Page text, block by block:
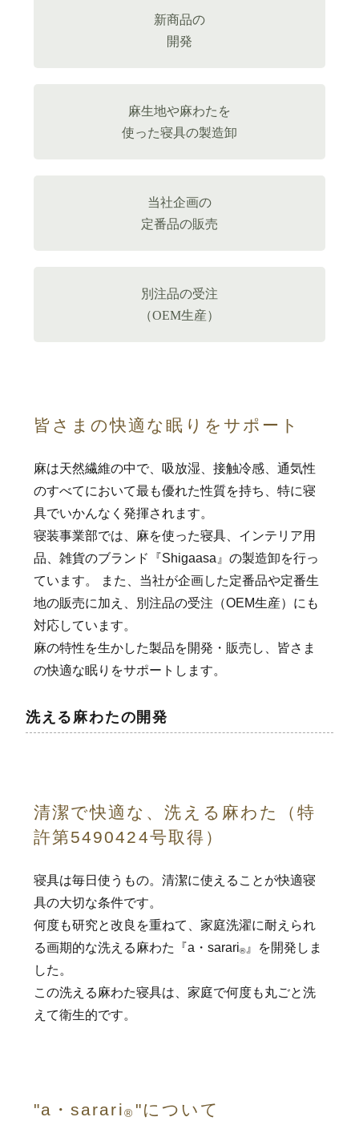
新商品の
開発
麻生地や麻わたを
使った寝具の製造卸
当社企画の
定番品の販売
別注品の受注
（OEM生産）
皆さまの快適な眠りをサポート
麻は天然繊維の中で、吸放湿、接触冷感、通気性
のすべてにおいて最も優れた性質を持ち、特に寝
具でいかんなく発揮されます。
寝装事業部では、麻を使った寝具、インテリア用
品、雑貨のブランド『Shigaasa』の製造卸を行っ
ています。 また、当社が企画した定番品や定番生
地の販売に加え、別注品の受注（OEM生産）にも
対応しています。
麻の特性を生かした製品を開発・販売し、皆さま
の快適な眠りをサポートします。
洗える麻わたの開発
清潔で快適な、洗える麻わた（特
許第5490424号取得）
寝具は毎日使うもの。清潔に使えることが快適寝
具の大切な条件です。
何度も研究と改良を重ねて、家庭洗濯に耐えられ
る画期的な洗える麻わた『a・sarari®』を開発しま
した。
この洗える麻わた寝具は、家庭で何度も丸ごと洗
えて衛生的です。
"a・sarari ® ️"について